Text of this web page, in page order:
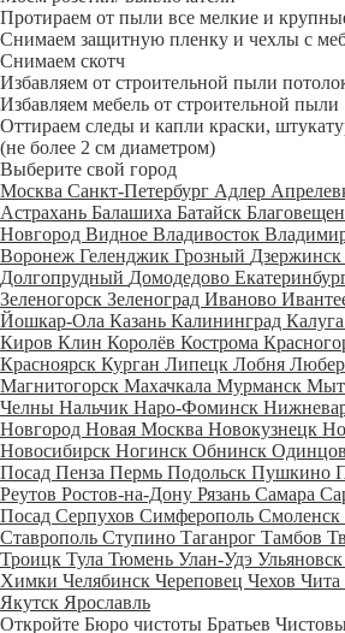
Протираем от пыли все мелкие и
Снимаем защитную пленку и чехлы с
Снимаем скотч
Избавляем от строительной пыли
Избавляем мебель от строительной пыли
Оттираем следы и капли краски,
(не более 2 см диаметром)
Выберите свой город
Москва Санкт-Петербург Адлер
Астрахань Балашиха Батайск
Новгород Видное Владивосток
Воронеж Геленджик Грозный Дзержинск
Долгопрудный Домодедово
Зеленогорск Зеленоград Иваново
Йошкар-Ола Казань Калининград Калуга
Киров Клин Королёв Кострома
Красноярск Курган Липецк Лобня
Магнитогорск Махачкала Мурманск
Челны Нальчик Наро-Фоминск
Новгород Новая Москва Новокузнецк
Новосибирск Ногинск Обнинск
Посад Пенза Пермь Подольск Пушкино
Реутов Ростов-на-Дону Рязань Самара
Посад Серпухов Симферополь Смоленск
Ставрополь Ступино Таганрог Тамбов
Троицк Тула Тюмень Улан-Удэ Ульяновск
Химки Челябинск Череповец Чехов Чита
Якутск Ярославль
Откройте Бюро чистоты Братьев